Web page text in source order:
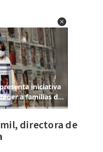
directora de